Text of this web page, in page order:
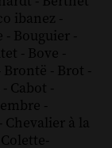
ibanez -
- Bouguier -
- Bove -
Brontë - Brot -
- Cabot -
-
- Chevalier à la
Colette-